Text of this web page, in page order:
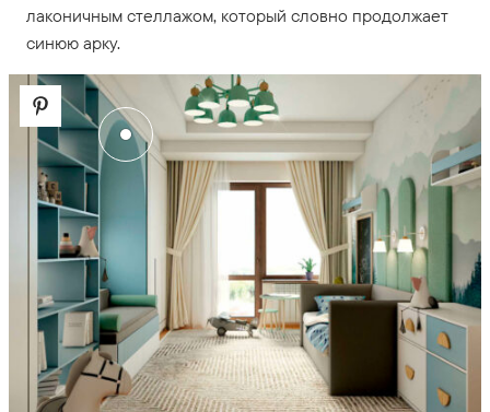
лаконичным стеллажом, который словно продолжает
синюю арку.